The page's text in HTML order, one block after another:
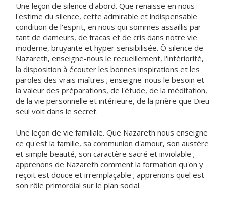
Une leçon de silence d'abord. Que renaisse en nous
l'estime du silence, cette admirable et indispensable
condition de l'esprit, en nous qui sommes assaillis par
tant de clameurs, de fracas et de cris dans notre vie
moderne, bruyante et hyper sensibilisée. Ô silence de
Nazareth, enseigne-nous le recueillement, l'intériorité,
la disposition à écouter les bonnes inspirations et les
paroles des vrais maîtres ; enseigne-nous le besoin et
la valeur des préparations, de l'étude, de la méditation,
de la vie personnelle et intérieure, de la prière que Dieu
seul voit dans le secret.
Une leçon de vie familiale. Que Nazareth nous enseigne
ce qu'est la famille, sa communion d'amour, son austère
et simple beauté, son caractère sacré et inviolable ;
apprenons de Nazareth comment la formation qu'on y
reçoit est douce et irremplaçable ; apprenons quel est
son rôle primordial sur le plan social.